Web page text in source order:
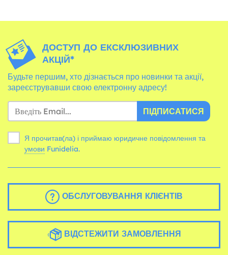
ДОСТУП ДО ЕКСКЛЮЗИВНИХ
АКЦІЙ*
Будьте першим, хто дізнається про новинки та акції,
зареєструвавши свою електронну адресу!
ПІДПИСАТИСЯ
Я прочитав(ла) і приймаю юридичне повідомлення та
умови Funidelia.
ОБСЛУГОВУВАННЯ КЛІЄНТІВ
ВІДСТЕЖИТИ ЗАМОВЛЕННЯ